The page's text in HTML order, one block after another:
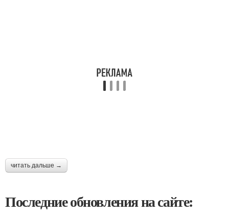
читать дальше →
Последние обновления на сайте: